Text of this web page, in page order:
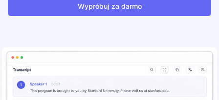
Wypróbuj za darmo